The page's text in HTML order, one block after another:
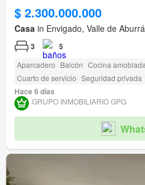
$ 2.300.000.000
Casa in Envigado, Valle de
3 5
Aparcadero Balcón Cocina amoblada
Cuarto de servicio Seguridad privada
Hace 6 días
GRUPO INMOBILIARIO GPG